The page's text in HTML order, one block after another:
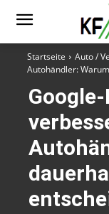
Startseite Auto /
Autohändler: